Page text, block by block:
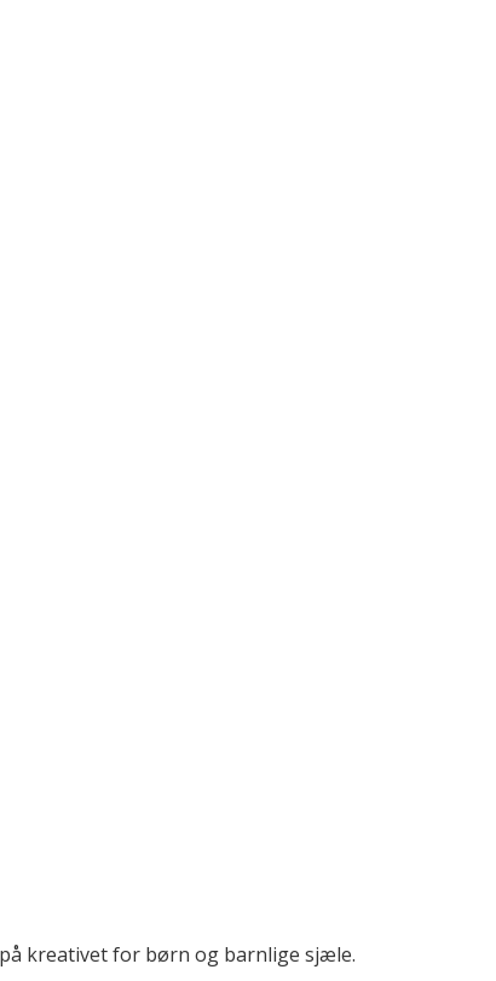
kreativet for børn og barnlige sjæle.